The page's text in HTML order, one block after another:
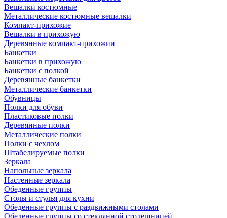
Вешалки костюмные
Металлические костюмные вешалки
Компакт-прихожие
Вешалки в прихожую
Деревянные компакт-прихожии
Банкетки
Банкетки в прихожую
Банкетки с полкой
Деревянные банкетки
Металлические банкетки
Обувницы
Полки для обуви
Пластиковые полки
Деревянные полки
Металлические полки
Полки с чехлом
Штабелируемые полки
Зеркала
Напольные зеркала
Настенные зеркала
Обеденные группы
Столы и стулья для кухни
Обеденные группы с раздвижными столами
Обеденные группы со стеклянной столешницей